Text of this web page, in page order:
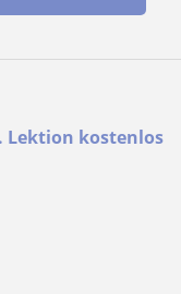
Lektion kostenlos